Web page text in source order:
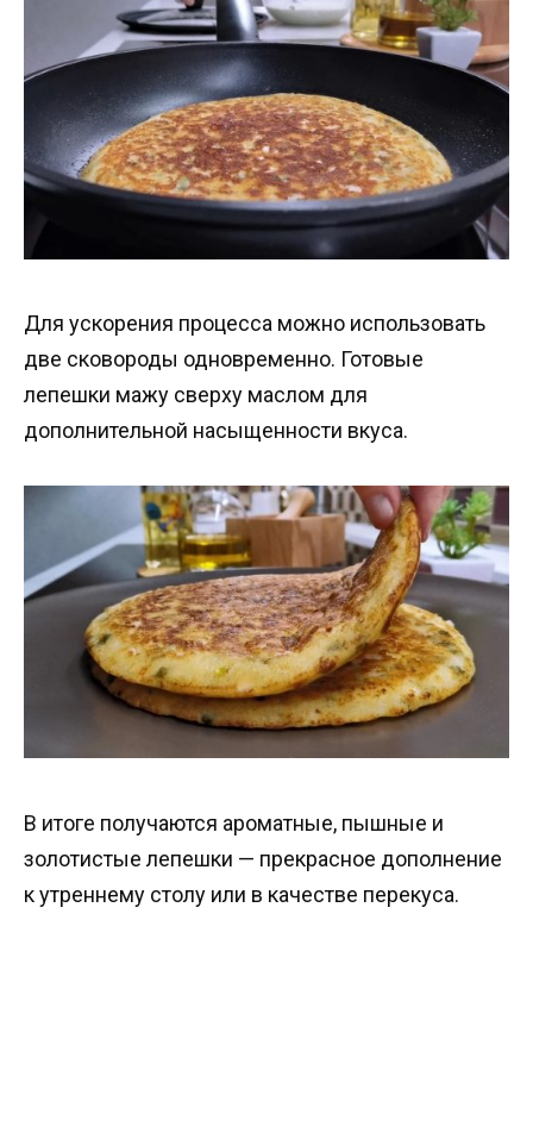
Для ускорения процесса можно использовать
две сковороды одновременно. Готовые
лепешки мажу сверху маслом для
дополнительной насыщенности вкуса.
В итоге получаются ароматные, пышные и
золотистые лепешки — прекрасное дополнение
к утреннему столу или в качестве перекуса.